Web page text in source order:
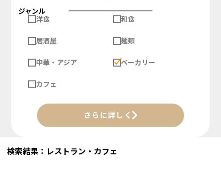
ジャンル
洋食
和食
居酒屋 麺類
中華・アジア ベーカリー
カフェ
さらに詳しく
検索結果：レストラン・カフェ